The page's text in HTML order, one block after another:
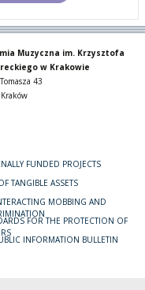
Muzyczna im. Krzysztofa
w Krakowie
43
FUNDED PROJECTS
TANGIBLE ASSETS
MOBBING AND
FOR THE PROTECTION OF
INFORMATION BULLETIN